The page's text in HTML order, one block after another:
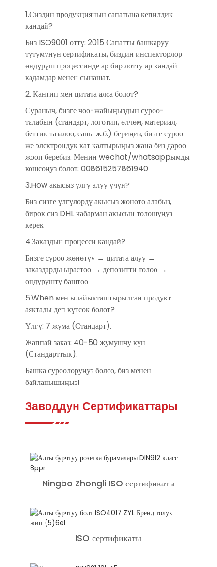
1.Сиздин продукциянын сапатына кепилдик
кандай?
Биз ISO9001 өттү: 2015 Сапатты башкаруу
тутумунун сертификаты, биздин инспекторлор
өндүрүш процессинде ар бир лотту ар кандай
кадамдар менен сынашат.
2. Кантип мен цитата алса болот?
Сураныч, бизге чоо-жайыңыздын суроо-
талабын (стандарт, логотип, өлчөм, материал,
беттик тазалоо, саны ж.б.) бериңиз, бизге суроо
же электрондук кат калтырыңыз жана биз дароо
жооп беребиз. Менин wechat/whatsappымды
кошсоңуз болот: 008615257861940
3.How акысыз үлгү алуу үчүн?
Биз сизге үлгүлөрдү акысыз жөнөтө алабыз,
бирок сиз DHL чабарман акысын төлөшүңүз
керек
4.Заказдын процесси кандай?
Бизге суроо жөнөтүү → цитата алуу →
заказдарды ырастоо → депозитти төлөө →
өндүрүштү баштоо
5.When мен ылайыкташтырылган продукт
аяктады деп күтсөк болот?
Үлгү: 7 жума (Стандарт).
Жаппай заказ: 40-50 жумушчу күн
(Стандарттык).
Башка суроолоруңуз болсо, биз менен
байланышыңыз!
Заводдун Сертификаттары
Ningbo Zhongli ISO сертификаты
ISO сертификаты